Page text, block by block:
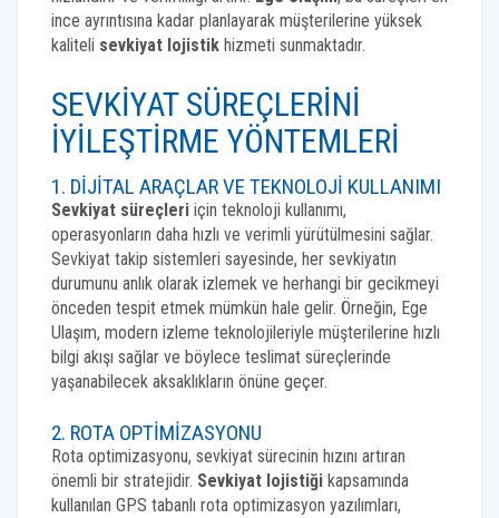
ince ayrıntısına kadar planlayarak müşterilerine yüksek
kaliteli sevkiyat lojistik hizmeti sunmaktadır.
SEVKIYAT SÜREÇLERINI
İYILEŞTIRME YÖNTEMLERI
1. DIJITAL ARAÇLAR VE TEKNOLOJI KULLANIMI
Sevkiyat süreçleri için teknoloji kullanımı,
operasyonların daha hızlı ve verimli yürütülmesini sağlar.
Sevkiyat takip sistemleri sayesinde, her sevkiyatın
durumunu anlık olarak izlemek ve herhangi bir gecikmeyi
önceden tespit etmek mümkün hale gelir. Örneğin, Ege
Ulaşım, modern izleme teknolojileriyle müşterilerine hızlı
bilgi akışı sağlar ve böylece teslimat süreçlerinde
yaşanabilecek aksaklıkların önüne geçer.
2. ROTA OPTIMIZASYONU
Rota optimizasyonu, sevkiyat sürecinin hızını artıran
önemli bir stratejidir. Sevkiyat lojistiği kapsamında
kullanılan GPS tabanlı rota optimizasyon yazılımları,